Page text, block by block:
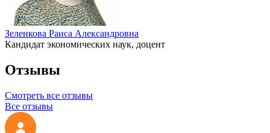
Зеленкова Раиса Александровна
Кандидат экономических наук, доцент
Отзывы
Смотреть все отзывы
Все отзывы